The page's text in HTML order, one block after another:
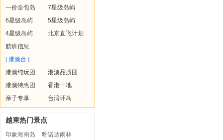
一价全包岛
7星级岛屿
6星级岛屿
5星级岛屿
4星级岛屿
北京直飞计划
航班信息
[ 港澳台 ]
港澳纯玩团
港澳品质团
港澳特惠团
香港一地
亲子专享
台湾环岛
越柬热门景点
印象海南岛
呀诺达雨林